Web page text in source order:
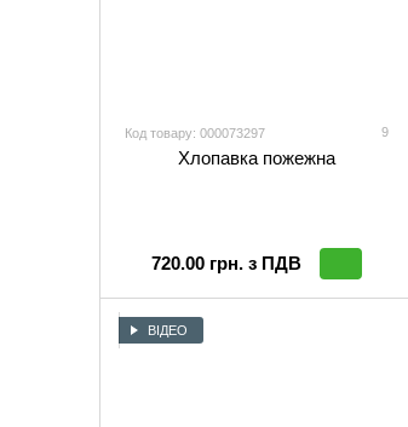
Код товару: 000073297 9
Хлопавка пожежна
720.00 грн. з ПДВ
ВІДЕО